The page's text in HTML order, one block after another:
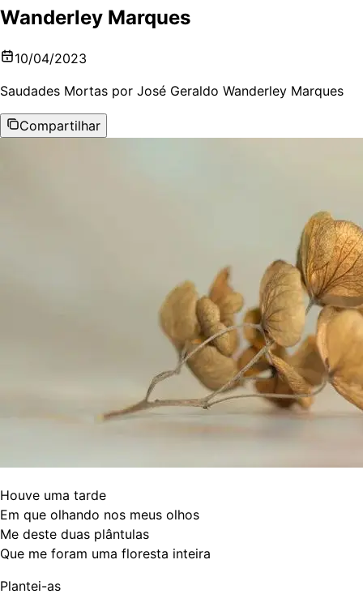
Wanderley Marques
10/04/2023
Saudades Mortas por José Geraldo Wanderley Marques
Compartilhar
Houve uma tarde
Em que olhando nos meus olhos
Me deste duas plântulas
Que me foram uma floresta inteira
Plantei-as